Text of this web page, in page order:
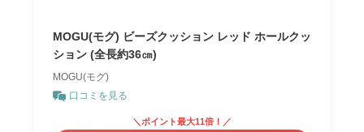
MOGU(モグ) ビーズクッション レッド ホールクッ
ション (全長約36㎝)
MOGU(モグ)
口コミを見る
＼ポイント最大11倍！／